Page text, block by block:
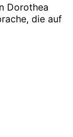
Dorothea
die auf